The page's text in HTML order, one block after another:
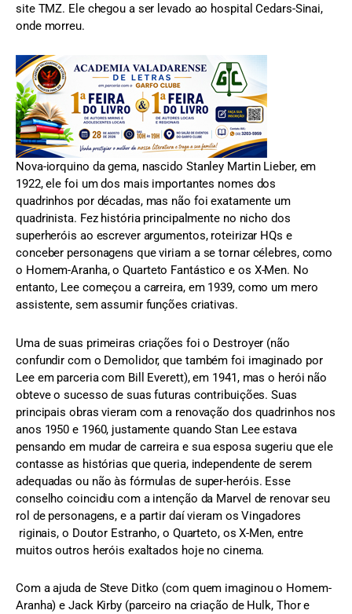
site TMZ. Ele chegou a ser levado ao hospital Cedars-Sinai,
onde morreu.
Nova-iorquino da gema, nascido Stanley Martin Lieber, em
1922, ele foi um dos mais importantes nomes dos
quadrinhos por décadas, mas não foi exatamente um
quadrinista. Fez história principalmente no nicho dos
superheróis ao escrever argumentos, roteirizar HQs e
conceber personagens que viriam a se tornar célebres, como
o Homem-Aranha, o Quarteto Fantástico e os X-Men. No
entanto, Lee começou a carreira, em 1939, como um mero
assistente, sem assumir funções criativas.
Uma de suas primeiras criações foi o Destroyer (não
confundir com o Demolidor, que também foi imaginado por
Lee em parceria com Bill Everett), em 1941, mas o herói não
obteve o sucesso de suas futuras contribuições. Suas
principais obras vieram com a renovação dos quadrinhos nos
anos 1950 e 1960, justamente quando Stan Lee estava
pensando em mudar de carreira e sua esposa sugeriu que ele
contasse as histórias que queria, independente de serem
adequadas ou não às fórmulas de super-heróis. Esse
conselho coincidiu com a intenção da Marvel de renovar seu
rol de personagens, e a partir daí vieram os Vingadores
riginais, o Doutor Estranho, o Quarteto, os X-Men, entre
muitos outros heróis exaltados hoje no cinema.
Com a ajuda de Steve Ditko (com quem imaginou o Homem-
Aranha) e Jack Kirby (parceiro na criação de Hulk, Thor e